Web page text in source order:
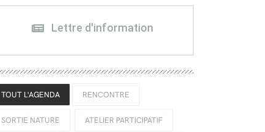
Lettre d'information
TOUT L'AGENDA RENCONTRE
SORTIE NATURE ATELIER PARTICIPATIF